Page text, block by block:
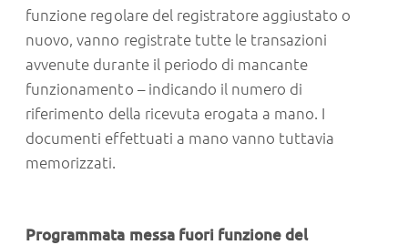
funzione regolare del registratore aggiustato o
nuovo, vanno registrate tutte le transazioni
avvenute durante il periodo di mancante
funzionamento – indicando il numero di
riferimento della ricevuta erogata a mano. I
documenti effettuati a mano vanno tuttavia
memorizzati.
Programmata messa fuori funzione del